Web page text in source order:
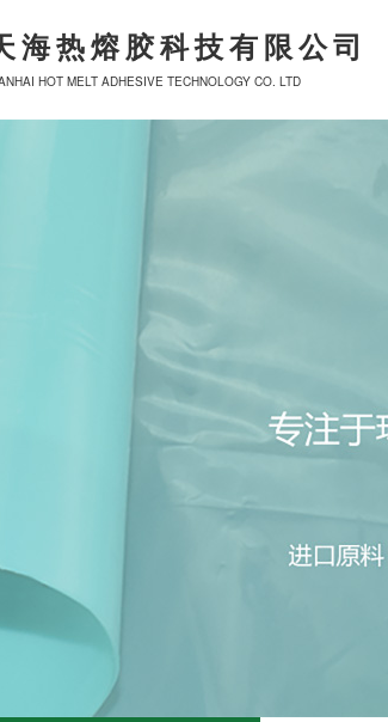
海热熔胶科技有限公司
HOT MELT ADHESIVE TECHNOLOGY CO. LTD